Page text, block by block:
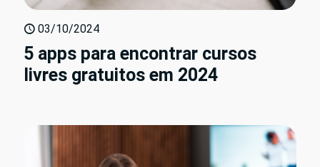
03/10/2024
5 apps para encontrar cursos
livres gratuitos em 2024